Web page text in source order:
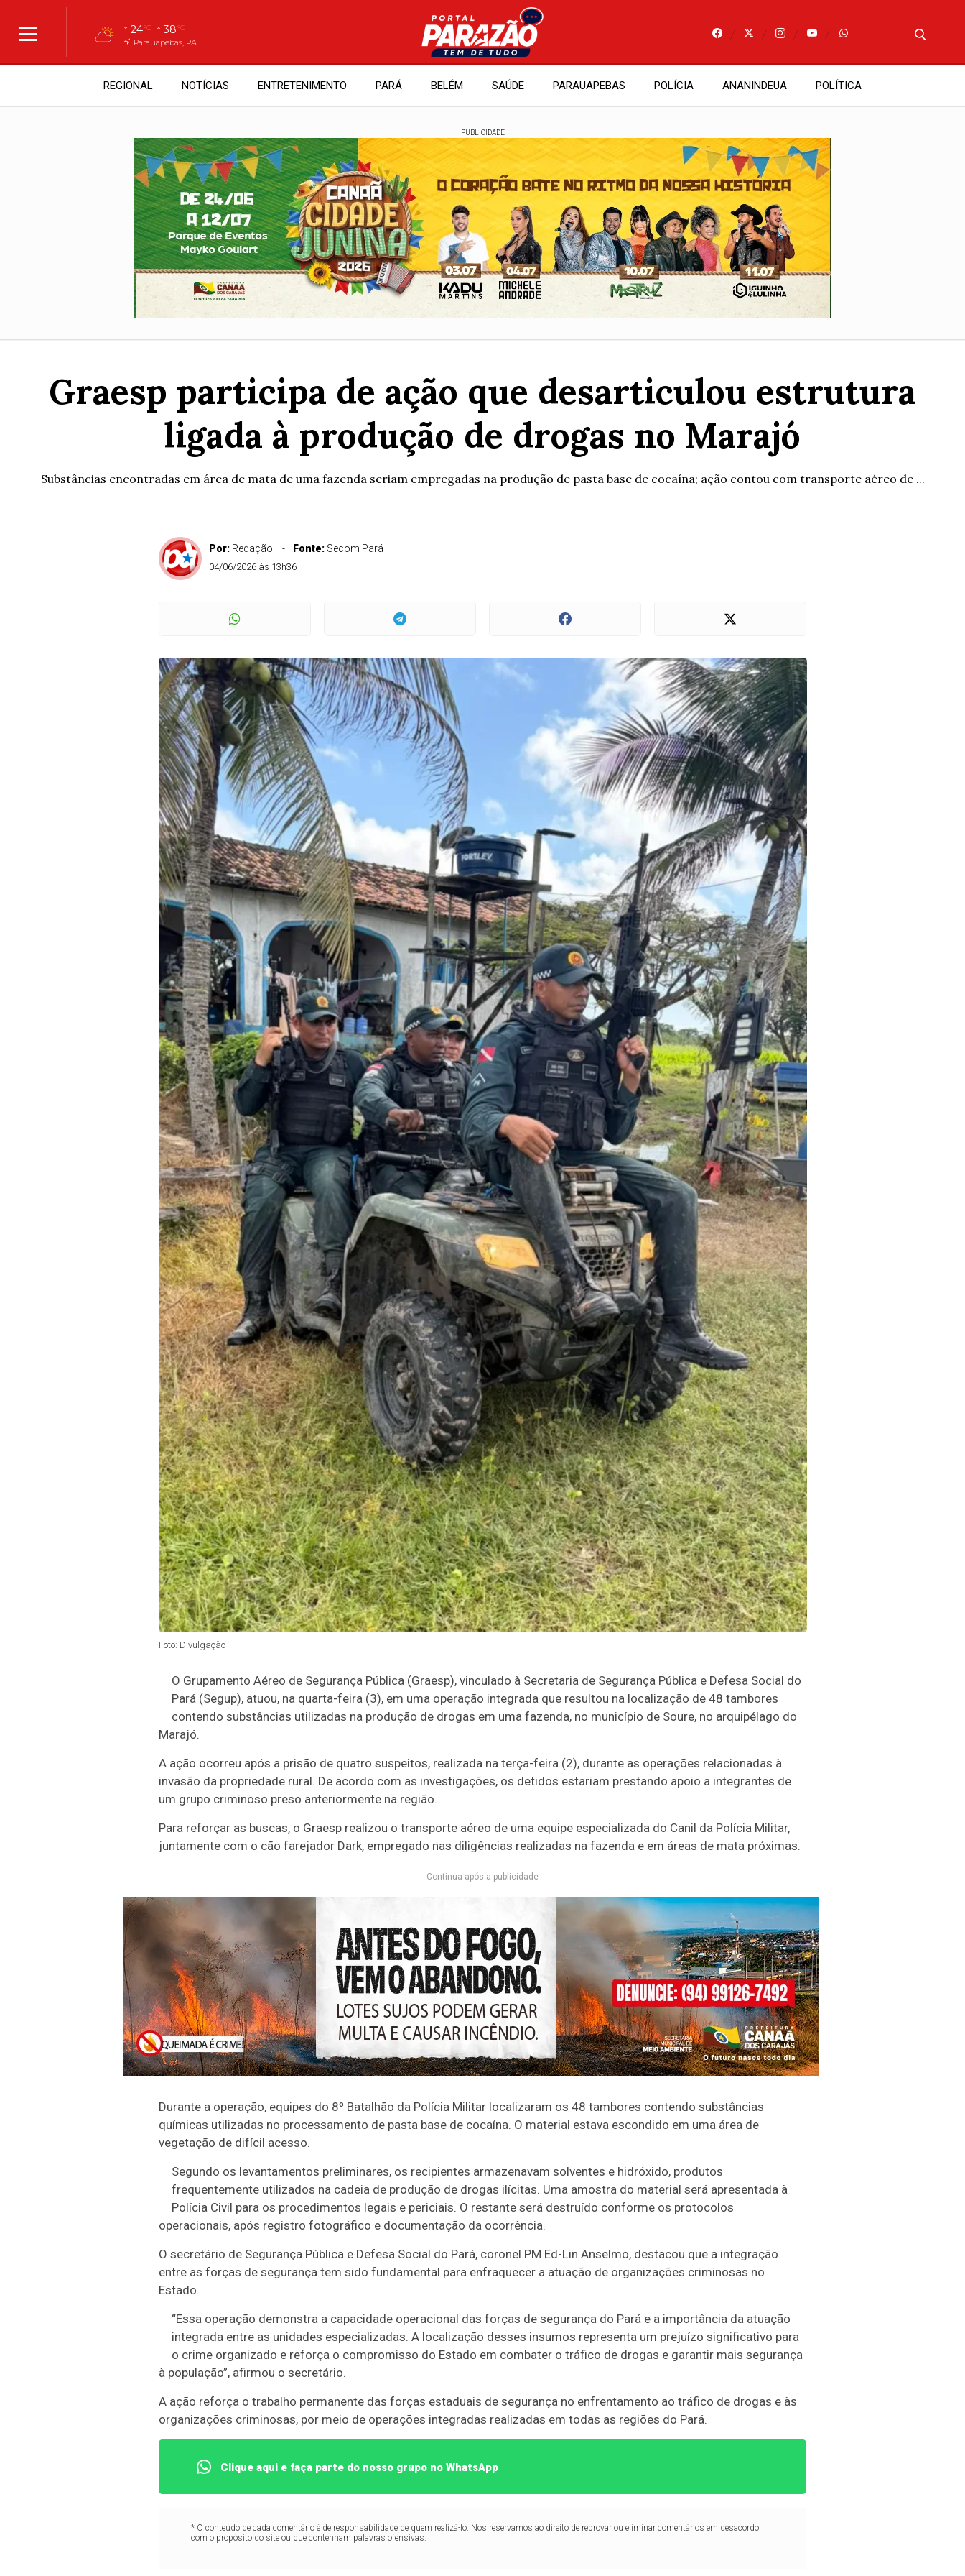
24°C 38°C
Parauapebas, PA
REGIONAL NOTÍCIAS ENTRETENIMENTO PARÁ BELÉM SAÚDE PARAUAPEBAS POLÍCIA ANANINDEUA POLÍTICA
PUBLICIDADE
Graesp participa de ação que desarticulou estrutura
ligada à produção de drogas no Marajó
Substâncias encontradas em área de mata de uma fazenda seriam empregadas na produção de pasta base de cocaína; ação contou com transporte aéreo de ...
Por: Redação Fonte: Secom Pará
04/06/2026 às 13h36
Foto: Divulgação
O Grupamento Aéreo de Segurança Pública (Graesp), vinculado à Secretaria de Segurança Pública e Defesa Social do
Pará (Segup), atuou, na quarta-feira (3), em uma operação integrada que resultou na localização de 48 tambores
contendo substâncias utilizadas na produção de drogas em uma fazenda, no município de Soure, no arquipélago do
Marajó.
A ação ocorreu após a prisão de quatro suspeitos, realizada na terça-feira (2), durante as operações relacionadas à
invasão da propriedade rural. De acordo com as investigações, os detidos estariam prestando apoio a integrantes de
um grupo criminoso preso anteriormente na região.
Para reforçar as buscas, o Graesp realizou o transporte aéreo de uma equipe especializada do Canil da Polícia Militar,
juntamente com o cão farejador Dark, empregado nas diligências realizadas na fazenda e em áreas de mata próximas.
Continua após a publicidade
Durante a operação, equipes do 8º Batalhão da Polícia Militar localizaram os 48 tambores contendo substâncias
químicas utilizadas no processamento de pasta base de cocaína. O material estava escondido em uma área de
vegetação de difícil acesso.
Segundo os levantamentos preliminares, os recipientes armazenavam solventes e hidróxido, produtos
frequentemente utilizados na cadeia de produção de drogas ilícitas. Uma amostra do material será apresentada à
Polícia Civil para os procedimentos legais e periciais. O restante será destruído conforme os protocolos
operacionais, após registro fotográfico e documentação da ocorrência.
O secretário de Segurança Pública e Defesa Social do Pará, coronel PM Ed-Lin Anselmo, destacou que a integração
entre as forças de segurança tem sido fundamental para enfraquecer a atuação de organizações criminosas no
Estado.
“Essa operação demonstra a capacidade operacional das forças de segurança do Pará e a importância da atuação
integrada entre as unidades especializadas. A localização desses insumos representa um prejuízo significativo para
o crime organizado e reforça o compromisso do Estado em combater o tráfico de drogas e garantir mais segurança
à população”, afirmou o secretário.
A ação reforça o trabalho permanente das forças estaduais de segurança no enfrentamento ao tráfico de drogas e às
organizações criminosas, por meio de operações integradas realizadas em todas as regiões do Pará.
Clique aqui e faça parte do nosso grupo no WhatsApp
* O conteúdo de cada comentário é de responsabilidade de quem realizá-lo. Nos reservamos ao direito de reprovar ou eliminar comentários em desacordo
com o propósito do site ou que contenham palavras ofensivas.